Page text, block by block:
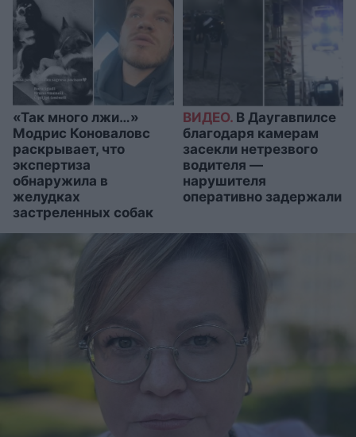
«Так много лжи…»
Модрис Коноваловс
раскрывает, что
экспертиза
обнаружила в
желудках
застреленных собак
ВИДЕО.В Даугавпилсе
благодаря камерам
засекли нетрезвого
водителя —
нарушителя
оперативно задержали